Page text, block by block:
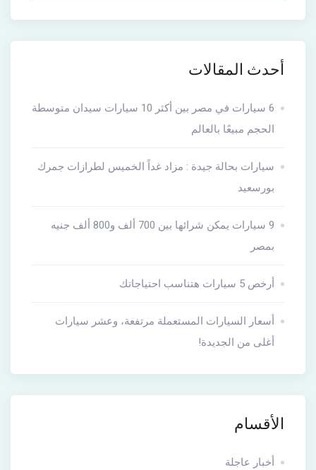
أحدث المقالات
6 سيارات في مصر بين أكثر 10 سيارات سيدان متوسطة
الحجم مبيعًا بالعالم
سيارات بحالة جيدة : مزاد غداً الخميس لطرازات جمرك
بورسعيد
9 سيارات يمكن شرائها بين 700 ألف و800 ألف جنيه
بمصر
أرخص 5 سيارات هتناسب احتياجاتك
أسعار السيارات المستعملة مرتفعة، وعشر سيارات
أغلى من الجديدة!
الأقسام
أخبار عاجلة